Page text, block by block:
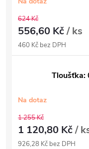
624 Kč
556,60 Kč/ ks
460 Kč bez DPH
Tloušťka:
Na dotaz
1 255 Kč
1 120,80 Kč/
926,28 Kč bez DPH